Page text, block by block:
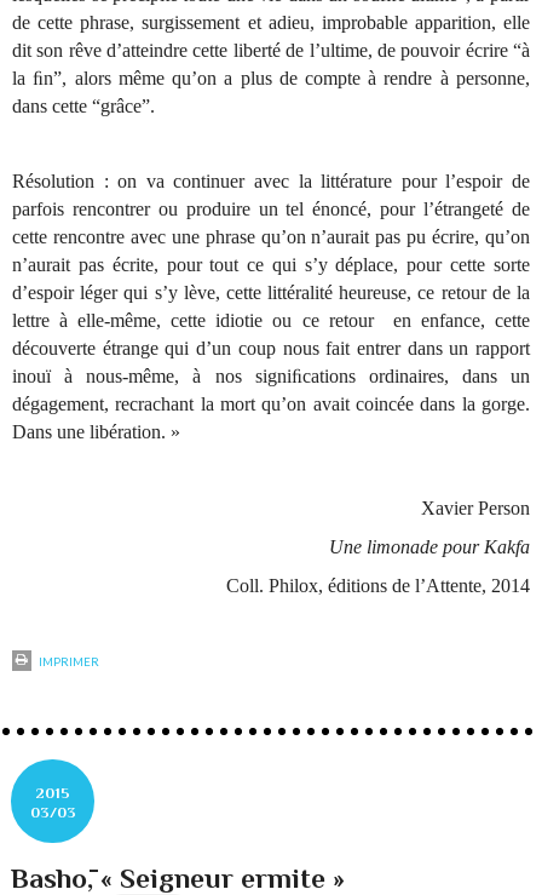
de cette phrase, surgissement et adieu, improbable apparition, elle
dit son rêve d’atteindre cette liberté de l’ultime, de pouvoir écrire “à
la ﬁn”, alors même qu’on a plus de compte à rendre à personne,
dans cette “grâce”.
Résolution : on va continuer avec la littérature pour l’espoir de
parfois rencontrer ou produire un tel énoncé, pour l’étrangeté de
cette rencontre avec une phrase qu’on n’aurait pas pu écrire, qu’on
n’aurait pas écrite, pour tout ce qui s’y déplace, pour cette sorte
d’espoir léger qui s’y lève, cette littéralité heureuse, ce retour de la
lettre à elle-même, cette idiotie ou ce retour en enfance, cette
découverte étrange qui d’un coup nous fait entrer dans un rapport
inouï à nous-même, à nos signiﬁcations ordinaires, dans un
dégagement, recrachant la mort qu’on avait coincée dans la gorge.
Dans une libération. »
Xavier Person
Une limonade pour Kakfa
Coll. Philox, éditions de l’Attente, 2014
IMPRIMER
2015
03/03
Bashō, « Seigneur ermite »